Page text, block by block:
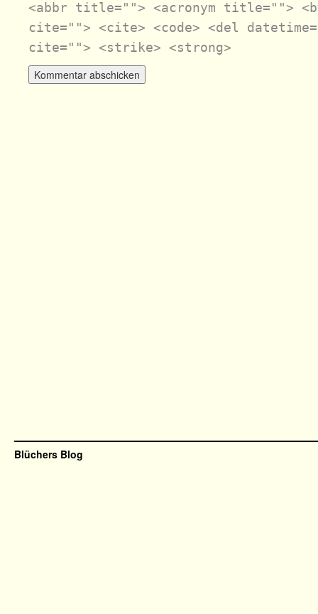
<abbr title=""> <acronym title="">
cite=""> <cite> <code> <del
cite=""> <strike> <strong>
Blüchers Blog